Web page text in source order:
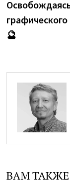
записям
🔮
ВАМ